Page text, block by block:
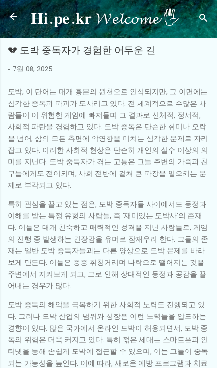
기본 콘텐츠로 건너뛰기
𝐇𝐢.𝐩𝐞.𝐤𝐫 𝓦𝓮𝓵𝓬𝓸𝓶𝓮 🖐
💔 도박 중독자가 경험한 어두운 길
- 7월 08, 2025
도박, 이 단어는 대개 흥분의 원천으로 인식되지만, 그 이면에는
심각한 중독과 파괴가 도사리고 있다. 전 세계적으로 수많은 사
람들이 이 위험한 게임에 빠져들며 그 결과로 신체적, 정서적,
사회적 파탄을 경험하고 있다. 도박 중독은 단순한 취미나 오락
을 넘어, 삶의 모든 측면에 악영향을 미치는 심각한 문제로 자리
잡고 있다. 이러한 사회적 현상은 단순히 개인의 실수 이상의 의
미를 지닌다. 도박 중독자가 겪는 고통은 그들 주변의 가족과 친
구들에게도 전이되며, 사회 전반에 걸쳐 큰 파장을 일으키는 문
제로 부각되고 있다.
특히 관심을 끌고 있는 점은, 도박 중독자들 사이에서도 동정과
이해를 받는 특정 유형의 사람들, 즉 '재미있는 도박사'의 존재
다. 이들은 대개 친숙하고 매력적인 성격을 지닌 사람들로, 게임
의 진행 중 발생하는 긴장감을 유머로 잠재우려 한다. 그들의 존
재는 일반 도박 중독자들과는 다른 양상으로 도박 문제를 바라
보게 만든다. 이들은 종종 휘청거리며 나락으로 떨어지는 것을
주변에서 지켜보게 되고, 그로 인해 상대적인 동정과 공감을 끌
어내는 경우가 많다.
도박 중독의 해악을 극복하기 위한 사회적 노력도 진행되고 있
다. 그러나 도박 산업의 범위와 성장은 이런 노력들을 압도하는
경향이 있다. 많은 국가에서 온라인 도박이 허용되면서, 도박 중
독의 위험은 더욱 커지고 있다. 특히 젊은 세대는 스마트폰과 인
터넷을 통해 손쉽게 도박에 접근할 수 있으며, 이는 그들이 중독
되는 가능성을 높인다. 이에 따라, 새로운 예방 프로그램과 치료